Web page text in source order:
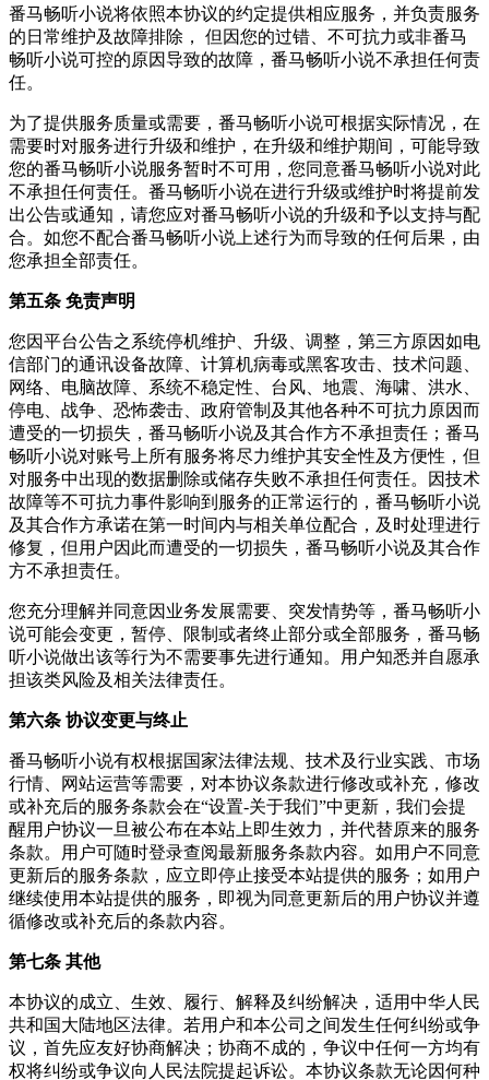
番马畅听小说将依照本协议的约定提供相应服务，并负责服务
的日常维护及故障排除， 但因您的过错、不可抗力或非番马
畅听小说可控的原因导致的故障，番马畅听小说不承担任何责
任。
为了提供服务质量或需要，番马畅听小说可根据实际情况，在
需要时对服务进行升级和维护，在升级和维护期间，可能导致
您的番马畅听小说服务暂时不可用，您同意番马畅听小说对此
不承担任何责任。番马畅听小说在进行升级或维护时将提前发
出公告或通知，请您应对番马畅听小说的升级和予以支持与配
合。如您不配合番马畅听小说上述行为而导致的任何后果，由
您承担全部责任。
第五条 免责声明
您因平台公告之系统停机维护、升级、调整，第三方原因如电
信部门的通讯设备故障、计算机病毒或黑客攻击、技术问题、
网络、电脑故障、系统不稳定性、台风、地震、海啸、洪水、
停电、战争、恐怖袭击、政府管制及其他各种不可抗力原因而
遭受的一切损失，番马畅听小说及其合作方不承担责任；番马
畅听小说对账号上所有服务将尽力维护其安全性及方便性，但
对服务中出现的数据删除或储存失败不承担任何责任。因技术
故障等不可抗力事件影响到服务的正常运行的，番马畅听小说
及其合作方承诺在第一时间内与相关单位配合，及时处理进行
修复，但用户因此而遭受的一切损失，番马畅听小说及其合作
方不承担责任。
您充分理解并同意因业务发展需要、突发情势等，番马畅听小
说可能会变更，暂停、限制或者终止部分或全部服务，番马畅
听小说做出该等行为不需要事先进行通知。用户知悉并自愿承
担该类风险及相关法律责任。
第六条 协议变更与终止
番马畅听小说有权根据国家法律法规、技术及行业实践、市场
行情、网站运营等需要，对本协议条款进行修改或补充，修改
或补充后的服务条款会在“设置-关于我们”中更新，我们会提
醒用户协议一旦被公布在本站上即生效力，并代替原来的服务
条款。用户可随时登录查阅最新服务条款内容。如用户不同意
更新后的服务条款，应立即停止接受本站提供的服务；如用户
继续使用本站提供的服务，即视为同意更新后的用户协议并遵
循修改或补充后的条款内容。
第七条 其他
本协议的成立、生效、履行、解释及纠纷解决，适用中华人民
共和国大陆地区法律。若用户和本公司之间发生任何纠纷或争
议，首先应友好协商解决；协商不成的，争议中任何一方均有
权将纠纷或争议向人民法院提起诉讼。本协议条款无论因何种